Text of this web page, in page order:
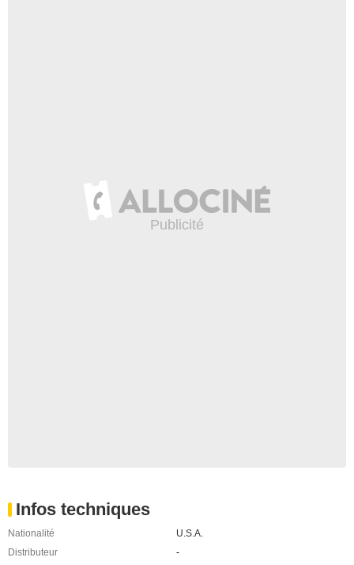
Infos techniques
Nationalité
U.S.A.
Distributeur
-